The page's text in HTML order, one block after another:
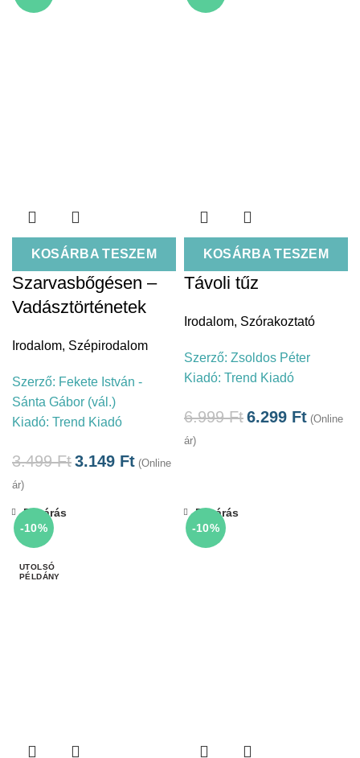
KOSÁRBA TESZEM
Szarvasbőgésen –
Vadásztörténetek
Irodalom, Szépirodalom
Szerző: Fekete István -
Sánta Gábor (vál.)
Kiadó: Trend Kiadó
3.499Ft3.149 Ft (Online
ár)
KOSÁRBA TESZEM
Távoli tűz
Irodalom, Szórakoztató
Szerző: Zsoldos Péter
Kiadó: Trend Kiadó
6.999Ft6.299 Ft (Online
ár)
-10%
Bezárás
-10%
Bezárás